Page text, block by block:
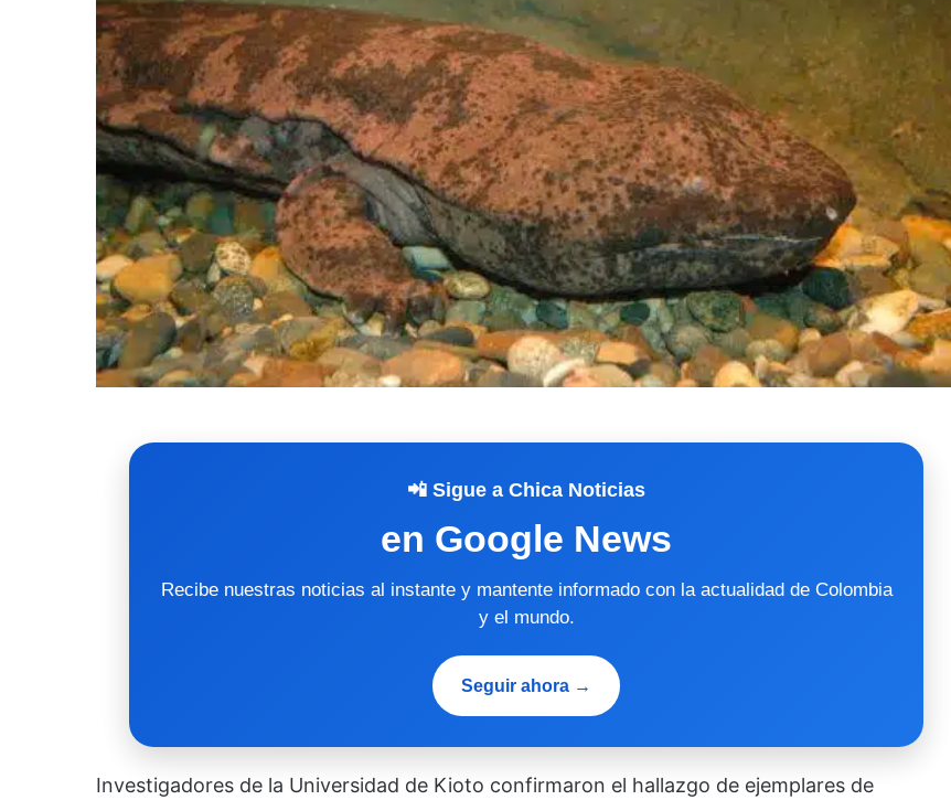
📲 Sigue a Chica Noticias
en Google News
Recibe nuestras noticias al instante y mantente informado con la actualidad de Colombia
y el mundo.
Seguir ahora →
Investigadores de la Universidad de Kioto confirmaron el hallazgo de ejemplares de